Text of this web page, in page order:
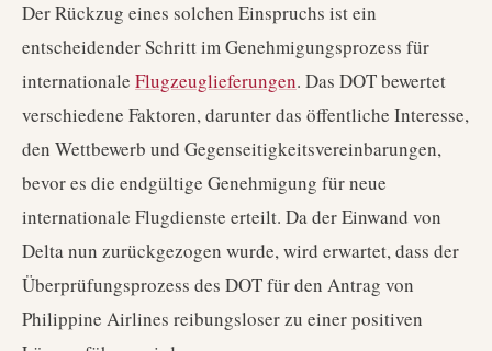
Der Rückzug eines solchen Einspruchs ist ein
entscheidender Schritt im Genehmigungsprozess für
internationale Flugzeuglieferungen. Das DOT bewertet
verschiedene Faktoren, darunter das öffentliche Interesse,
den Wettbewerb und Gegenseitigkeitsvereinbarungen,
bevor es die endgültige Genehmigung für neue
internationale Flugdienste erteilt. Da der Einwand von
Delta nun zurückgezogen wurde, wird erwartet, dass der
Überprüfungsprozess des DOT für den Antrag von
Philippine Airlines reibungsloser zu einer positiven